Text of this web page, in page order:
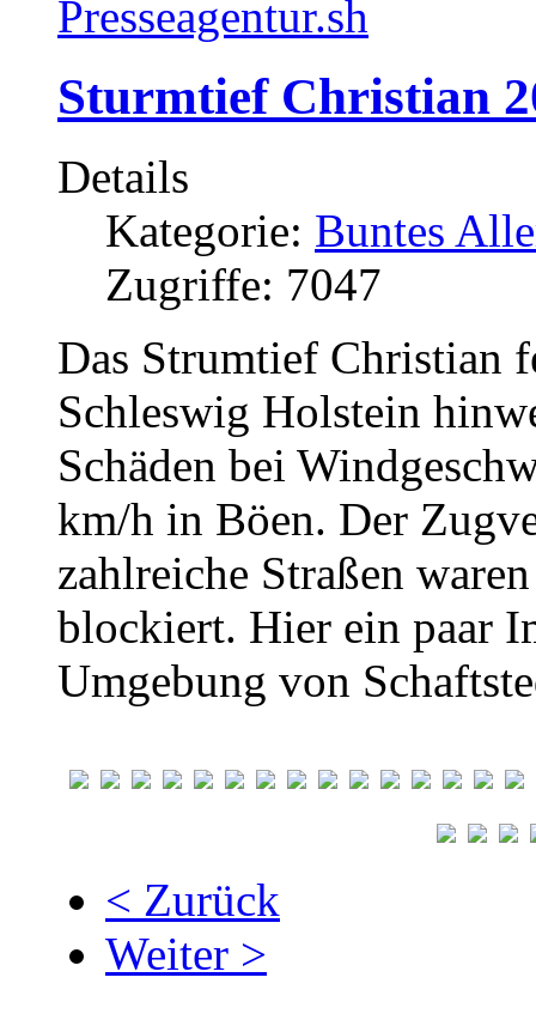
Sturmtief Christian
Details
Kategorie: Buntes
Zugriffe: 7047
Das Strumtief Christian
Schleswig Holstein
Schäden bei
km/h in Böen. Der
zahlreiche Straßen
blockiert. Hier ein paar
Umgebung von
< Zurück
Weiter >